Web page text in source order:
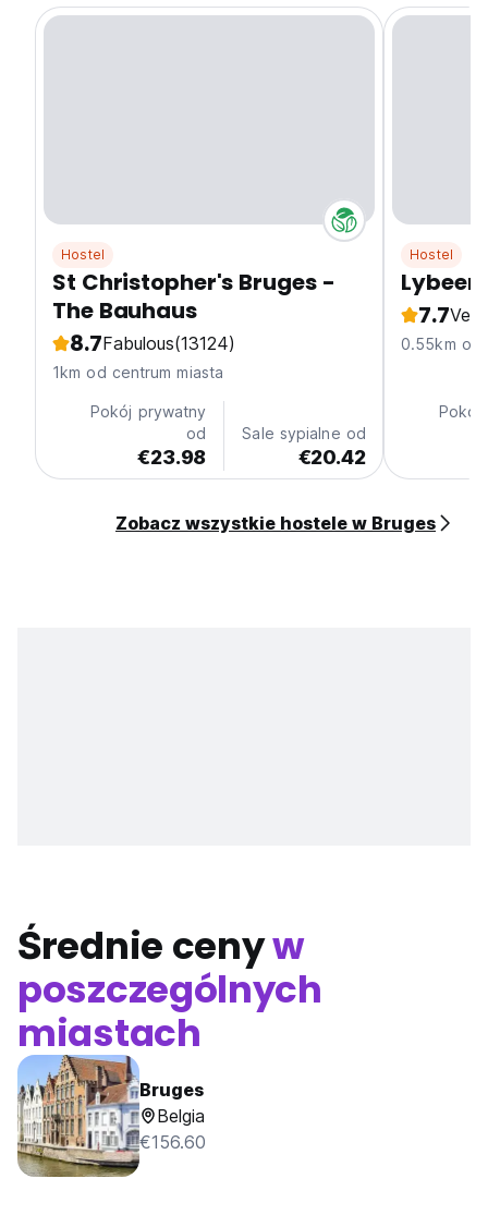
Hostel
St Christopher's Bruges -
The Bauhaus
8.7Fabulous(13124)
1km od centrum miasta
Pokój prywatny
od
€23.98
Sale sypialne od
€20.42
Hostel
Lybeer
7.7
0.55km od
Pokój
Zobacz wszystkie hostele w Bruges
Średnie cenyw
poszczególnych
miastach
Bruges
Belgia
€156.60